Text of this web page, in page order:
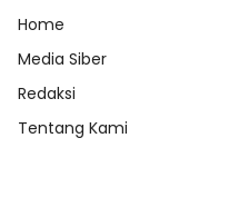
Home
Media Siber
Redaksi
Tentang Kami